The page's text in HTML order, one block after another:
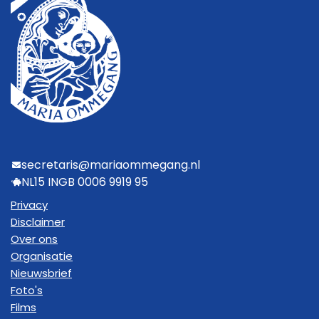
secretaris@mariaommegang.nl
NL15 INGB 0006 9919 95
Privacy
Disclaimer
Over ons
Organisatie
Nieuwsbrief
Foto's
Films